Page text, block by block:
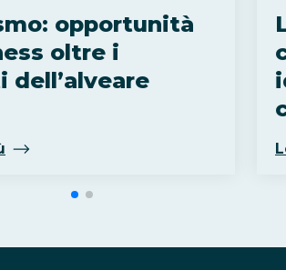
opportunità
oltre i
dell’alveare